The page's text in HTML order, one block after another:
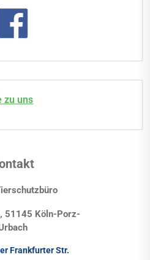
zu uns
51145 Köln-Porz-
Frankfurter Str.